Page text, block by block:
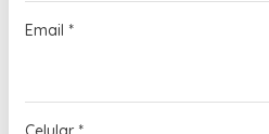
Email *